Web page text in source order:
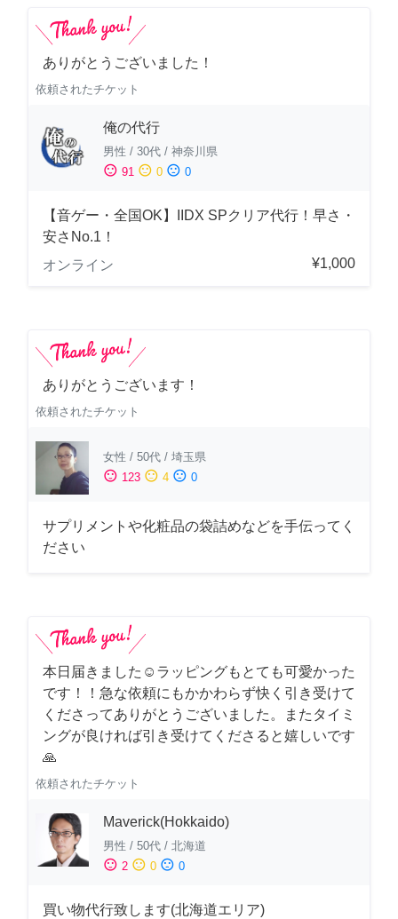
ありがとうございました！
依頼されたチケット
俺の代行
男性 / 30代 / 神奈川県
sentiment_satisfied 91 sentiment_neutral 0 sentiment_dissatisfied 0
【音ゲー・全国OK】IIDX SPクリア代行！早さ・
安さNo.1！
オンライン
¥1,000
ありがとうございます！
依頼されたチケット
女性 / 50代 / 埼玉県
sentiment_satisfied 123 sentiment_neutral 4 sentiment_dissatisfied 0
サプリメントや化粧品の袋詰めなどを手伝ってく
ださい
本日届きました☺️ラッピングもとても可愛かった
です！！急な依頼にもかかわらず快く引き受けて
くださってありがとうございました。またタイミ
ングが良ければ引き受けてくださると嬉しいです
🙏
依頼されたチケット
Maverick(Hokkaido)
男性 / 50代 / 北海道
sentiment_satisfied 2 sentiment_neutral 0 sentiment_dissatisfied 0
買い物代行致します(北海道エリア)